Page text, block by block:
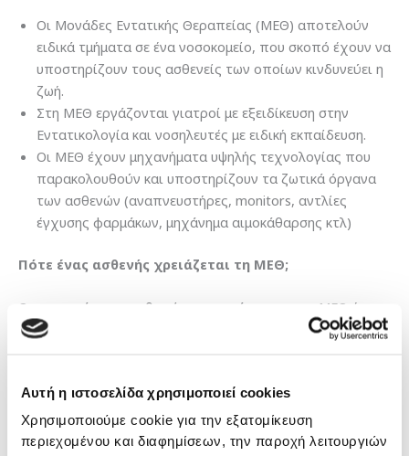
Αυτή η ιστοσελίδα χρησιμοποιεί cookies
Χρησιμοποιούμε cookie για την εξατομίκευση
περιεχομένου και διαφημίσεων, την παροχή λειτουργιών
Οι Μονάδες Εντατικής Θεραπείας (ΜΕΘ) αποτελούν
ειδικά τμήματα σε ένα νοσοκομείο, που σκοπό έχουν να
υποστηρίζουν τους ασθενείς των οποίων κινδυνεύει η
ζωή.
Στη ΜΕΘ εργάζονται γιατροί με εξειδίκευση στην
Εντατικολογία και νοσηλευτές με ειδική εκπαίδευση.
Οι ΜΕΘ έχουν μηχανήματα υψηλής τεχνολογίας που
παρακολουθούν και υποστηρίζουν τα ζωτικά όργανα
των ασθενών (αναπνευστήρες, monitors, αντλίες
έγχυσης φαρμάκων, μηχάνημα αιμοκάθαρσης κτλ)
Πότε ένας ασθενής χρειάζεται τη ΜΕΘ;
Οι περισσότεροι ασθενείς που εισάγονται στη ΜΕΘ έχουν
σοβαρό πρόβλημα σε ένα ή περισσότερα ζωτικά όργανά
Έχει υποβληθεί σε ένα σοβαρό πολύωρο χειρουργείο
και χρειάζεται μετεγχειρητική παρακολούθηση
Η κατάστασή του απαιτεί υποστήριξη και